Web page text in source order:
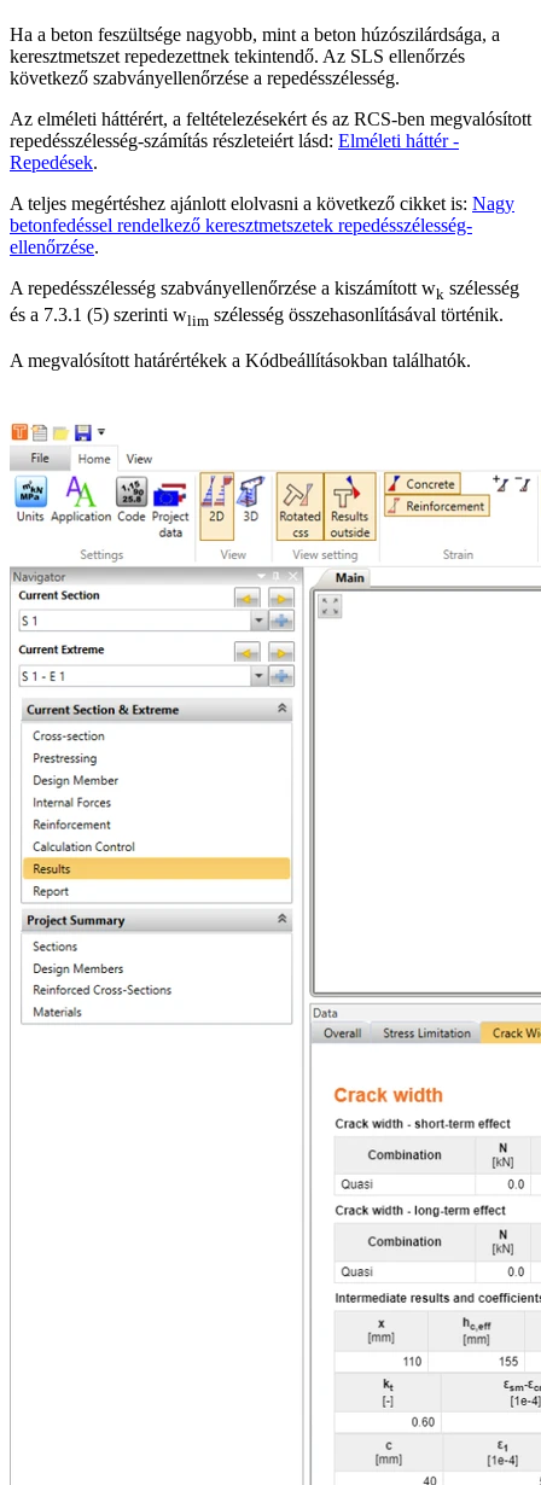
Ha a beton feszültsége nagyobb, mint a beton húzószilárdsága, a
keresztmetszet repedezettnek tekintendő. Az SLS ellenőrzés
következő szabványellenőrzése a repedésszélesség.
Az elméleti háttérért, a feltételezésekért és az RCS-ben megvalósított
repedésszélesség-számítás részleteiért lásd: Elméleti háttér -
Repedések.
A teljes megértéshez ajánlott elolvasni a következő cikket is: Nagy
betonfedéssel rendelkező keresztmetszetek repedésszélesség-
ellenőrzése.
A repedésszélesség szabványellenőrzése a kiszámított wk szélesség
és a 7.3.1 (5) szerinti wlim szélesség összehasonlításával történik.
A megvalósított határértékek a Kódbeállításokban találhatók.